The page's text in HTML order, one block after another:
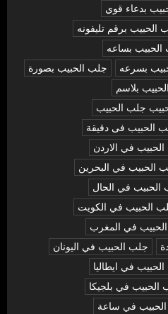
بدعاء قوي
الحبيب برقم تليفونه
بساعه
بسرعه
جلب الحبيب بصورة
بلاسم
جلب الحبيب
الحبيب فى دقيقة
في الاردن
الحبيب في البحرين
الحبيب في الحال
الحبيب في الكويت
في المغرب
جلب الحبيب في اليونان
في ايطاليا
الحبيب في بلجيكا
في ساعة